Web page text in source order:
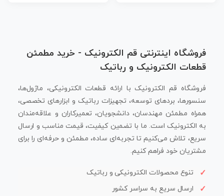
فروشگاه اینترنتی قم الکترونیک - خرید مطمئن
قطعات الکترونیک و رباتیک
فروشگاه قم الکترونیک با ارائه قطعات الکترونیکی، ماژول‌ها،
سنسورها، بردهای توسعه، تجهیزات رباتیک و ابزارهای تخصصی،
همراه مطمئن مهندسان، دانشجویان، تعمیرکاران و علاقه‌مندان
به الکترونیک است. ما با تضمین کیفیت، قیمت مناسب و ارسال
سریع، تلاش می‌کنیم تا تجربه‌ای ساده، مطمئن و حرفه‌ای را برای
مشتریان خود فراهم کنیم.
تنوع محصولات الکترونیکی و رباتیک
ارسال سریع به سراسر کشور